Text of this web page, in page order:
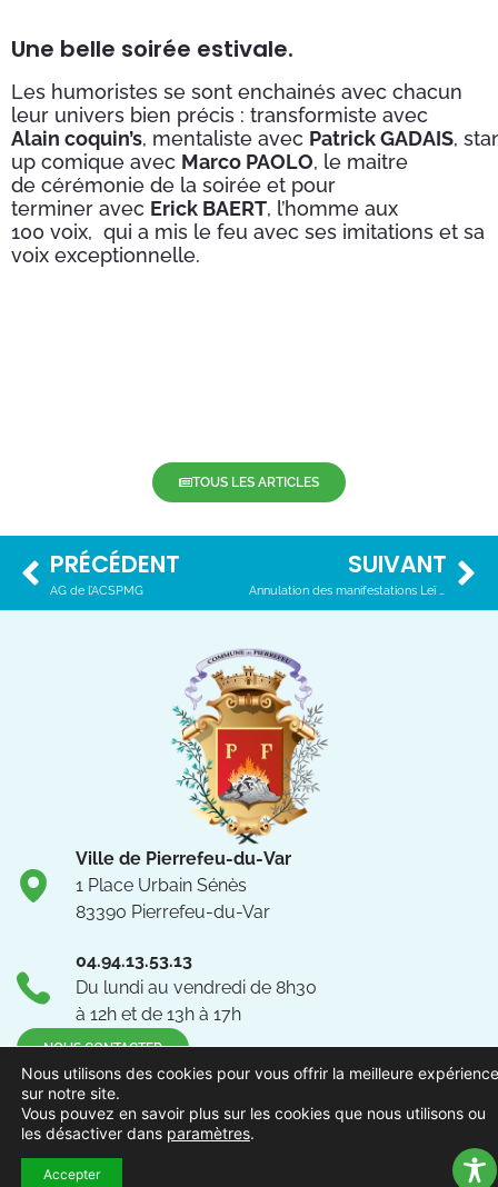
Une belle soirée estivale.
Les humoristes se sont enchainés avec chacun
leur univers bien précis : transformiste avec
Alain coquin’s, mentaliste avec Patrick GADAIS,
up comique avec Marco PAOLO, le maitre
de cérémonie de la soirée et pour
terminer avec Erick BAERT, l’homme aux
100 voix, qui a mis le feu avec ses imitations et sa
voix exceptionnelle.
TOUS LES ARTICLES
PRÉCÉDENT
AG de l’ACSPMG
SUIVANT
Ville de Pierrefeu-du-Var
1 Place Urbain Sénès
83390 Pierrefeu-du-Var
04.94.13.53.13
Du lundi au vendredi de 8h30
à 12h et de 13h à 17h
NOUS CONTACTER
Suivez-nous !
Nous utilisons des cookies pour vous offrir la meilleure expérience
sur notre site.
Vous pouvez en savoir plus sur les cookies que nous utilisons ou
les désactiver dans paramètres.
Accepter